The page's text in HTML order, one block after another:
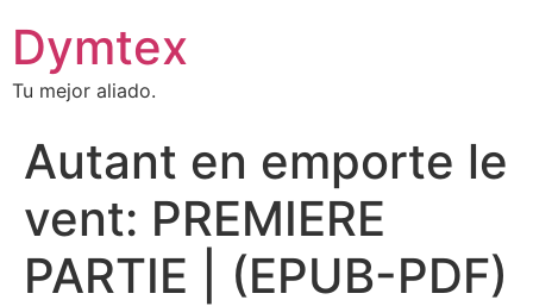
Dymtex
Tu mejor aliado.
Autant en emporte le
vent: PREMIERE
PARTIE | (EPUB-PDF)